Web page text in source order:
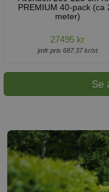
PREMIUM 40-pack (ca
meter)
27495 kr
jmfr.pris 687.37 kr/st
Se